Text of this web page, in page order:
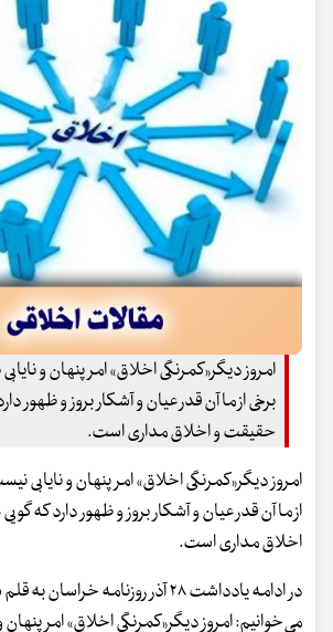
امروز دیگر«کمرنگی اخلاق» امر پنهان و
برخی از ما آن قدر عیان و آشکار بروز و ظهور
حقیقت و اخلاق مداری است.
امروز دیگر«کمرنگی اخلاق» امر پنهان و نایابی
از ما آن قدر عیان و آشکار بروز و ظهور دارد که
اخلاق مداری است.
در ادامه یادداشت ۲۸ آذر روزنامه
می‌خوانیم: امروز دیگر«کمرنگی اخلاق» امر پنهان